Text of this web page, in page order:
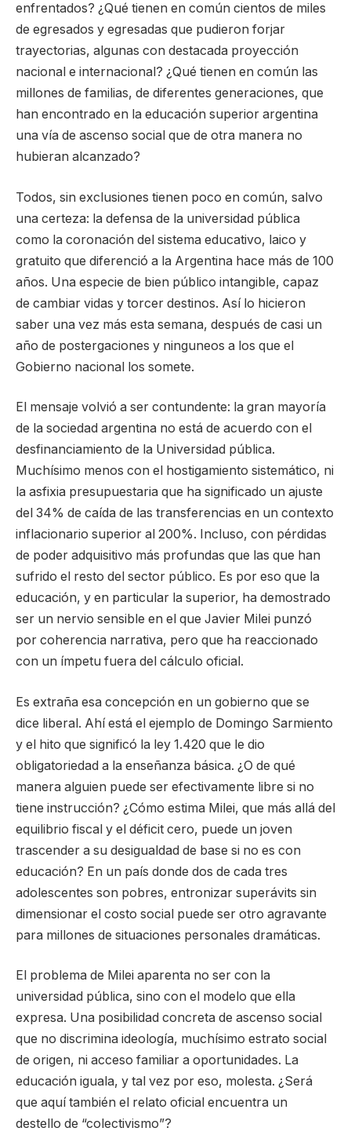
enfrentados? ¿Qué tienen en común cientos de miles
de egresados y egresadas que pudieron forjar
trayectorias, algunas con destacada proyección
nacional e internacional? ¿Qué tienen en común las
millones de familias, de diferentes generaciones, que
han encontrado en la educación superior argentina
una vía de ascenso social que de otra manera no
hubieran alcanzado?
Todos, sin exclusiones tienen poco en común, salvo
una certeza: la defensa de la universidad pública
como la coronación del sistema educativo, laico y
gratuito que diferenció a la Argentina hace más de 100
años. Una especie de bien público intangible, capaz
de cambiar vidas y torcer destinos. Así lo hicieron
saber una vez más esta semana, después de casi un
año de postergaciones y ninguneos a los que el
Gobierno nacional los somete.
El mensaje volvió a ser contundente: la gran mayoría
de la sociedad argentina no está de acuerdo con el
desfinanciamiento de la Universidad pública.
Muchísimo menos con el hostigamiento sistemático, ni
la asfixia presupuestaria que ha significado un ajuste
del 34% de caída de las transferencias en un contexto
inflacionario superior al 200%. Incluso, con pérdidas
de poder adquisitivo más profundas que las que han
sufrido el resto del sector público. Es por eso que la
educación, y en particular la superior, ha demostrado
ser un nervio sensible en el que Javier Milei punzó
por coherencia narrativa, pero que ha reaccionado
con un ímpetu fuera del cálculo oficial.
Es extraña esa concepción en un gobierno que se
dice liberal. Ahí está el ejemplo de Domingo Sarmiento
y el hito que significó la ley 1.420 que le dio
obligatoriedad a la enseñanza básica. ¿O de qué
manera alguien puede ser efectivamente libre si no
tiene instrucción? ¿Cómo estima Milei, que más allá del
equilibrio fiscal y el déficit cero, puede un joven
trascender a su desigualdad de base si no es con
educación? En un país donde dos de cada tres
adolescentes son pobres, entronizar superávits sin
dimensionar el costo social puede ser otro agravante
para millones de situaciones personales dramáticas.
El problema de Milei aparenta no ser con la
universidad pública, sino con el modelo que ella
expresa. Una posibilidad concreta de ascenso social
que no discrimina ideología, muchísimo estrato social
de origen, ni acceso familiar a oportunidades. La
educación iguala, y tal vez por eso, molesta. ¿Será
que aquí también el relato oficial encuentra un
destello de “colectivismo”?